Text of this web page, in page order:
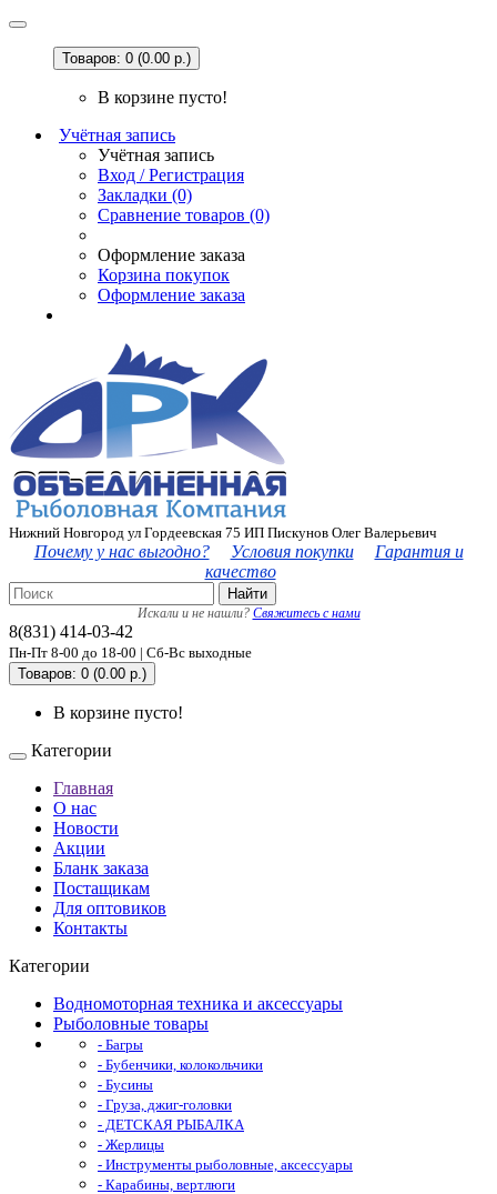
Товаров: 0 (0.00 р.)
В корзине пусто!
Учётная запись
Учётная запись
Вход / Регистрация
Закладки (0)
Сравнение товаров (0)
Оформление заказа
Корзина покупок
Оформление заказа
Нижний Новгород ул Гордеевская 75 ИП Пискунов Олег Валерьевич
Почему у нас выгодно? Условия покупки
Гарантия и
качество
Найти
Искали и не нашли? Свяжитесь с нами
8(831) 414-03-42
Пн-Пт 8-00 до 18-00 | Сб-Вс выходные
Товаров: 0 (0.00 р.)
В корзине пусто!
Категории
Главная
О нас
Новости
Акции
Бланк заказа
Постащикам
Для оптовиков
Контакты
Категории
Водномоторная техника и аксессуары
Рыболовные товары
- Багры
- Бубенчики, колокольчики
- Бусины
- Груза, джиг-головки
- ДЕТСКАЯ РЫБАЛКА
- Жерлицы
- Инструменты рыболовные, аксессуары
- Карабины, вертлюги